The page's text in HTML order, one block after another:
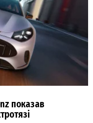
показав